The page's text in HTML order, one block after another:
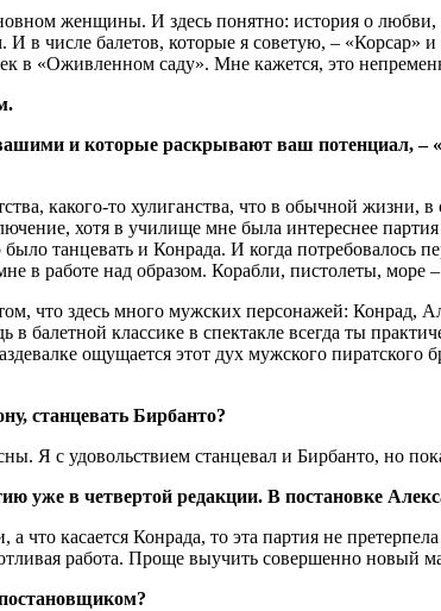
женщины. И здесь понятно: история о
И в числе балетов, которые я советую, –
в «Оживленном саду». Мне кажется, это
и которые раскрывают ваш потенциал, ‒
какого-то хулиганства, что в обычной жизни,
хотя в училище мне была интереснее
танцевать и Конрада. И когда потребовалось
в работе над образом. Корабли, пистолеты, море
что здесь много мужских персонажей: Конрад,
в балетной классике в спектакле всегда ты
ощущается этот дух мужского
станцевать Бирбанто?
Я с удовольствием станцевал и Бирбанто, но
уже в четвертой редакции. В постановке
что касается Конрада, то эта партия не
работа. Проще выучить совершенно новый